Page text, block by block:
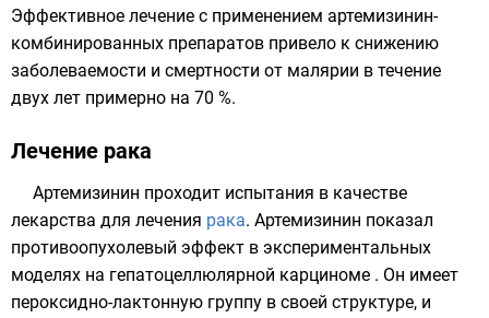
Эффективное лечение с применением артемизинин-
комбинированных препаратов привело к снижению
заболеваемости и смертности от малярии в течение
двух лет примерно на 70 %.
Лечение рака
Артемизинин проходит испытания в качестве
лекарства для лечения рака. Артемизинин показал
противоопухолевый эффект в экспериментальных
моделях на гепатоцеллюлярной карциноме . Он имеет
пероксидно-лактонную группу в своей структуре, и